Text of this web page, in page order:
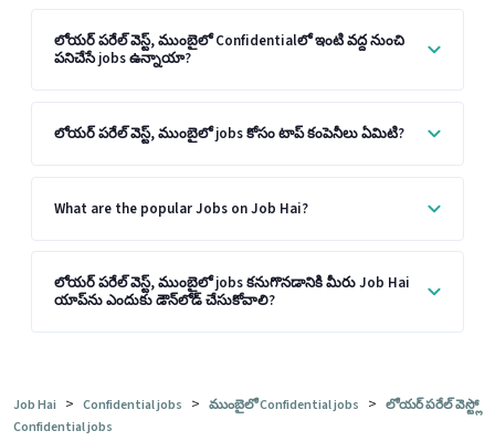
లోయర్ పరేల్ వెస్ట్, ముంబైలో Confidentialలో ఇంటి వద్ద నుంచి
పనిచేసే jobs ఉన్నాయా?
లోయర్ పరేల్ వెస్ట్, ముంబైలో jobs కోసం టాప్ కంపెనీలు ఏమిటి?
What are the popular Jobs on Job Hai?
లోయర్ పరేల్ వెస్ట్, ముంబైలో jobs కనుగొనడానికి మీరు Job Hai
యాప్‌ను ఎందుకు డౌన్‌లోడ్ చేసుకోవాలి?
Job Hai > Confidential jobs > ముంబైలో Confidential jobs > లోయర్ పరేల్ వెస్ట్లో
Confidential jobs